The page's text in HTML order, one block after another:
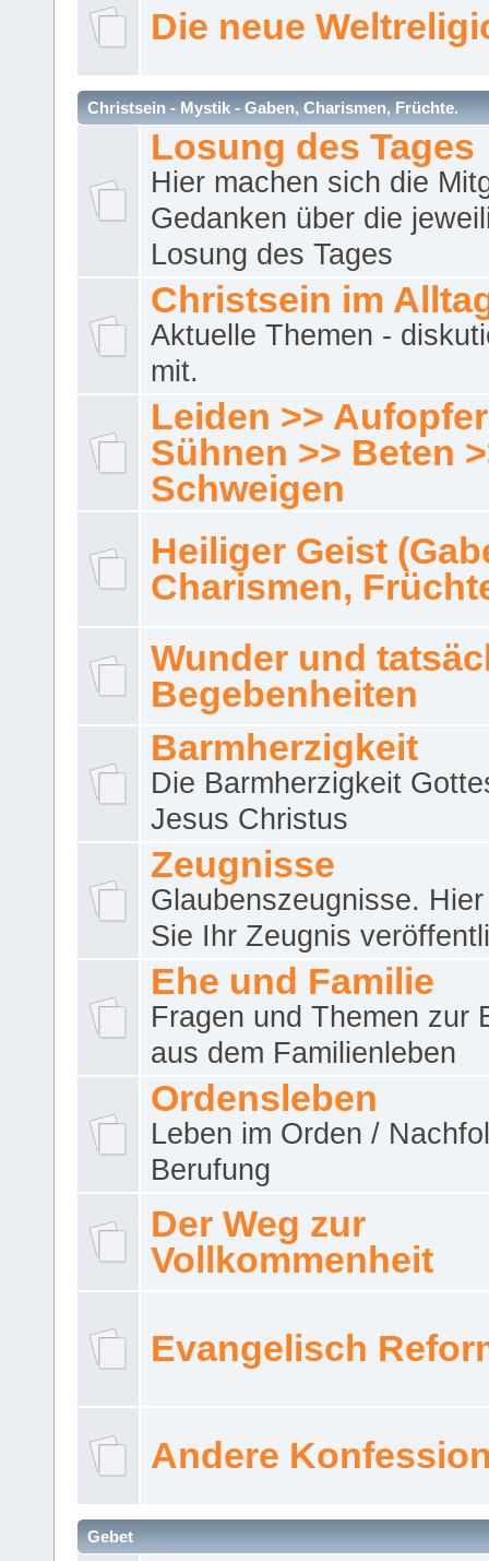
Die neue
Christsein - Mystik - Gaben, Charismen, Früchte.
Losung des Tages
Hier machen sich die
Gedanken über die
Losung des Tages
Christsein im
Aktuelle Themen -
mit.
Leiden >>
Sühnen >> Beten
Schweigen
Heiliger Geist
Charismen,
Wunder und
Begebenheiten
Barmherzigkeit
Die Barmherzigkeit
Jesus Christus
Zeugnisse
Glaubenszeugnisse.
Sie Ihr Zeugnis
Ehe und Familie
Fragen und Themen zur
aus dem Familienleben
Ordensleben
Leben im Orden /
Berufung
Der Weg zur
Vollkommenheit
Evangelisch
Andere
Gebet